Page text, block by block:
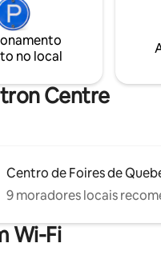
check-
de
em viagem de
você vai
nossa
no local
Centre
Centro de Foires de
9 moradores locais
Wi-Fi